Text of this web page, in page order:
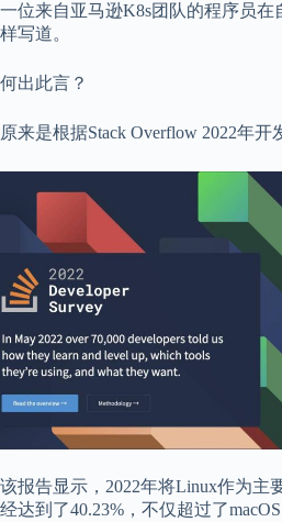
一位来自亚马逊K8s团队的程序员在
样写道。
何出此言？
原来是根据Stack Overflow 2022年开
该报告显示，2022年将Linux作为主
经达到了40.23%，不仅超过了